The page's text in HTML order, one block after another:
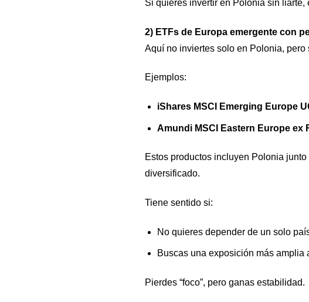
Si quieres invertir en Polonia sin liarte,
2) ETFs de Europa emergente con
Aquí no inviertes solo en Polonia,
Ejemplos:
iShares MSCI Emerging Europe
Amundi MSCI Eastern Europe ex
Estos productos incluyen Polonia
diversificado.
Tiene sentido si:
No quieres depender de un solo
Buscas una exposición más amplia
Pierdes “foco”, pero ganas estabilidad.